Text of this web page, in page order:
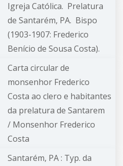
Igreja Católica. Prelatura
de Santarém, PA. Bispo
(1903-1907: Frederico
Benício de Sousa Costa).
Carta circular de
monsenhor Frederico
Costa ao clero e habitantes
da prelatura de Santarem
/ Monsenhor Frederico
Costa
Santarém, PA : Typ. da